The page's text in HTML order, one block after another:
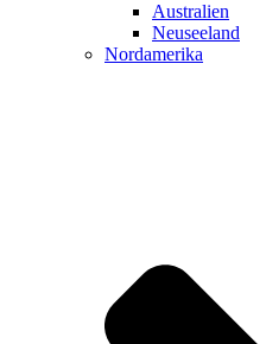
Australien
Neuseeland
Nordamerika